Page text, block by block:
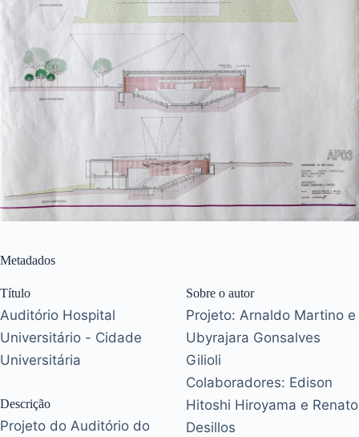
Metadados
Título
Auditório Hospital
Universitário - Cidade
Universitária
Descrição
Projeto do Auditório do
Sobre o autor
Projeto: Arnaldo Martino e
Ubyrajara Gonsalves
Gilioli
Colaboradores: Edison
Hitoshi Hiroyama e Renato
Desillos